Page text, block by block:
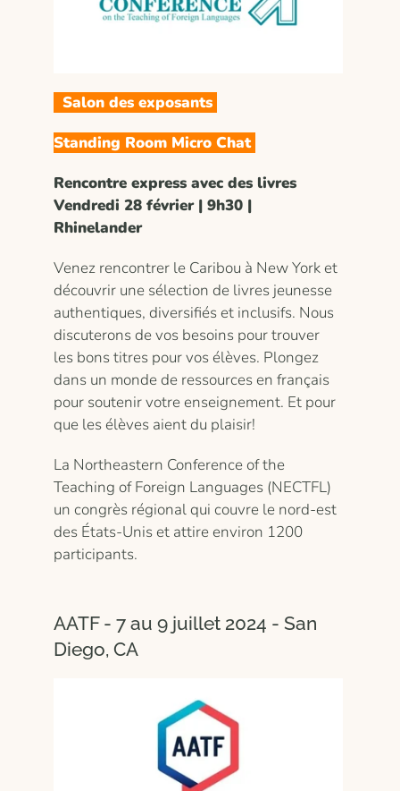
Salon des exposants
Standing Room Micro Chat
Rencontre express avec des livres
Vendredi 28 février | 9h30 |
Rhinelander
Venez rencontrer le Caribou à New York et
découvrir une sélection de livres jeunesse
authentiques, diversifiés et inclusifs. Nous
discuterons de vos besoins pour trouver
les bons titres pour vos élèves. Plongez
dans un monde de ressources en français
pour soutenir votre enseignement. Et pour
que les élèves aient du plaisir!
La Northeastern Conference of the
Teaching of Foreign Languages (NECTFL)
un congrès régional qui couvre le nord-est
des États-Unis et attire environ 1200
participants.
AATF - 7 au 9 juillet 2024 - San
Diego, CA